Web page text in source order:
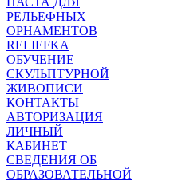
РЕЛЬЕФНЫХ
ОРНАМЕНТОВ
RELIEFKA
ОБУЧЕНИЕ
СКУЛЬПТУРНОЙ
ЖИВОПИСИ
КОНТАКТЫ
АВТОРИЗАЦИЯ
ЛИЧНЫЙ
КАБИНЕТ
СВЕДЕНИЯ ОБ
ОБРАЗОВАТЕЛЬНОЙ